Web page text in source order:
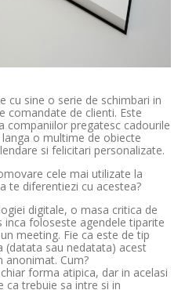
cu sine o serie de schimbari in
comandate de clienti. Este
companiilor pregatesc cadourile
o multime de obiecte
si felicitari personalizate.
cele mai utilizate la
te diferentiezi cu acestea?
digitale, o masa critica de
inca foloseste agendele tiparite
meeting. Fie ca este de tip
(datata sau nedatata) acest
anonimat. Cum?
forma atipica, dar in acelasi
ca trebuie sa intre si in